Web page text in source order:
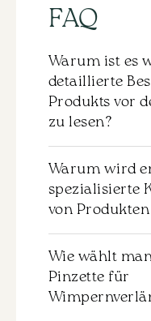
Mix
7-
Menge
FAQ
Warum ist es
detaillierte
Produkts vor
zu lesen?
Beschreibung,
sorgfältig
Dies hilft Ihnen,
Anwendung des
zu verstehen. Wir
sich mit dieser
machen, um
Warum wird
spezialisierte
von
das
Für eine effektive
der Materialien
Wie wählt
Pinzette für